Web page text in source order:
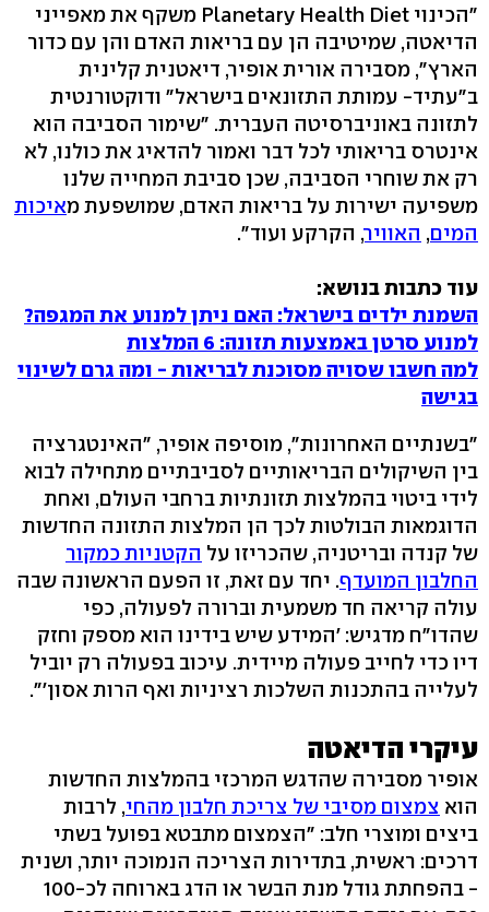
"הכינוי Planetary Health Diet משקף את מאפייני
הדיאטה, שמיטיבה הן עם בריאות האדם והן עם כדור
הארץ", מסבירה אורית אופיר, דיאטנית קלינית
ב"עתיד- עמותת התזונאים בישראל" ודוקטורנטית
לתזונה באוניברסיטה העברית. "שימור הסביבה הוא
אינטרס בריאותי לכל דבר ואמור להדאיג את כולנו, לא
רק את שוחרי הסביבה, שכן סביבת המחייה שלנו
משפיעה ישירות על בריאות האדם, שמושפעת מאיכות
המים, האוויר, הקרקע ועוד".
עוד כתבות בנושא:
השמנת ילדים בישראל: האם ניתן למנוע את המגפה?
למנוע סרטן באמצעות תזונה: 6 המלצות
למה חשבו שסויה מסוכנת לבריאות - ומה גרם לשינוי
בגישה
"בשנתיים האחרונות", מוסיפה אופיר, "האינטגרציה
בין השיקולים הבריאותיים לסביבתיים מתחילה לבוא
לידי ביטוי בהמלצות תזונתיות ברחבי העולם, ואחת
הדוגמאות הבולטות לכך הן המלצות התזונה החדשות
של קנדה ובריטניה, שהכריזו על הקטניות כמקור
החלבון המועדף. יחד עם זאת, זו הפעם הראשונה שבה
עולה קריאה חד משמעית וברורה לפעולה, כפי
שהדו"ח מדגיש: 'המידע שיש בידינו הוא מספק וחזק
דיו כדי לחייב פעולה מיידית. עיכוב בפעולה רק יוביל
לעלייה בהתכנות השלכות רציניות ואף הרות אסון'".
עיקרי הדיאטה
אופיר מסבירה שהדגש המרכזי בהמלצות החדשות
הוא צמצום מסיבי של צריכת חלבון מהחי, לרבות
ביצים ומוצרי חלב: "הצמצום מתבטא בפועל בשתי
דרכים: ראשית, בתדירות הצריכה הנמוכה יותר, ושנית
- בהפחתת גודל מנת הבשר או הדג בארוחה לכ-100